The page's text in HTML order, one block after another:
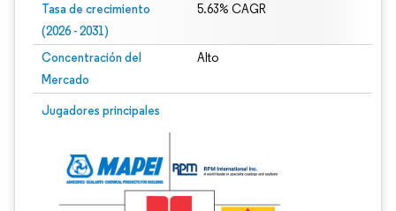
Tasa de crecimiento
(2026 - 2031)
5.63% CAGR
Concentración del
Mercado
Alto
Jugadores principales
Imagen © Mordor Intelligence. El uso requiere atribución según CC BY 4.0.